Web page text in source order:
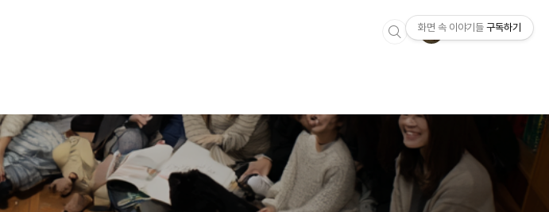
화면 속 이야기들 구독하기